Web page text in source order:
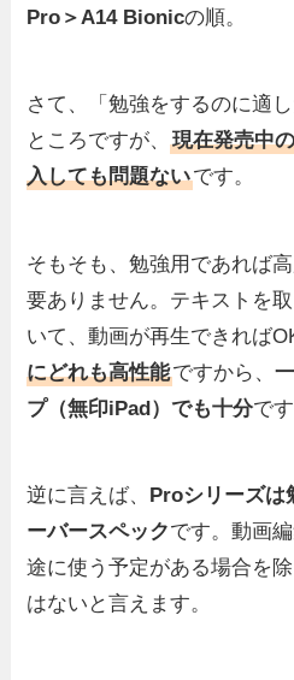
Pro＞A14 Bionicの順。
さて、「勉強をするのに適
ところですが、現在発売中
入しても問題ないです。
そもそも、勉強用であれば
要ありません。テキストを
いて、動画が再生できれば
にどれも高性能ですから、
プ（無印iPad）でも十分です
逆に言えば、
Proシリーズは
ーバースペックです。動画
途に使う予定がある場合を
はないと言えます。